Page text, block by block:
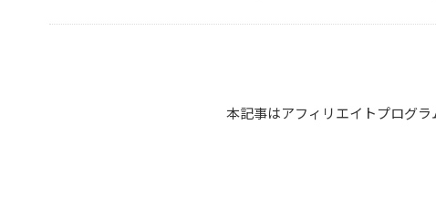
本記事はアフィリエイトプログ